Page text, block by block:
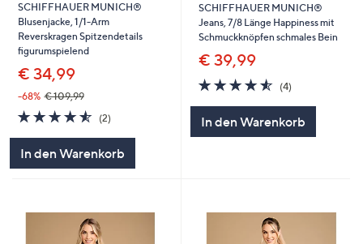
SCHIFFHAUER MUNICH®
Blusenjacke, 1/1-Arm
Reverskragen Spitzendetails
figurumspielend
€ 34,99
-68% € 109,99
4.5
von
(2)2
In den Warenkorb
SCHIFFHAUER MUNICH®
Jeans, 7/8 Länge Happiness mit
Schmuckknöpfen schmales Bein
€ 39,99
4.5
von
(4)4
In den Warenkorb